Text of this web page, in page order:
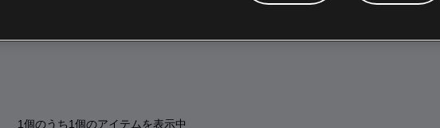
1個のうち1個のアイテムを表示中